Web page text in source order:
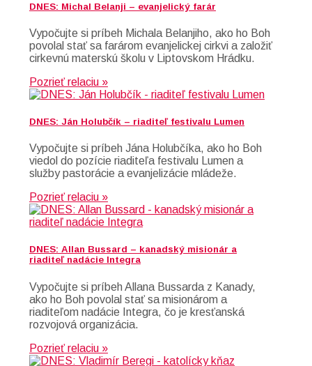
DNES: Michal Belanji – evanjelický farár
Vypočujte si príbeh Michala Belanjiho, ako ho Boh
povolal stať sa farárom evanjelickej cirkvi a založiť
cirkevnú materskú školu v Liptovskom Hrádku.
Pozrieť relaciu »
DNES: Ján Holubčík – riaditeľ festivalu Lumen
Vypočujte si príbeh Jána Holubčíka, ako ho Boh
viedol do pozície riaditeľa festivalu Lumen a
služby pastorácie a evanjelizácie mládeže.
Pozrieť relaciu »
DNES: Allan Bussard – kanadský misionár a
riaditeľ nadácie Integra
Vypočujte si príbeh Allana Bussarda z Kanady,
ako ho Boh povolal stať sa misionárom a
riaditeľom nadácie Integra, čo je kresťanská
rozvojová organizácia.
Pozrieť relaciu »